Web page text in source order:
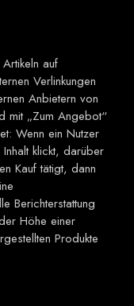
auf
Verlinkungen
Anbietern von
mit „Zum Angebot“
Wenn ein Nutzer
klickt, darüber
Kauf tätigt, dann
Berichterstattung
Höhe einer
Produkte